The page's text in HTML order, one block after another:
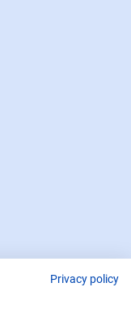
Privacy policy